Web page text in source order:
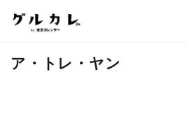
ア・トレ・ヤン